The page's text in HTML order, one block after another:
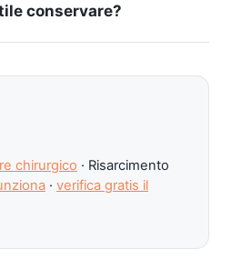
conservare?
chirurgico · Risarcimento
· verifica gratis il